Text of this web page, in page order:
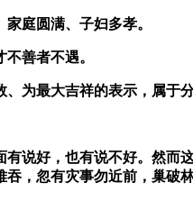
庭圆满、子妇多孝。
善者不遇。
最大吉祥的表示，属于分
有说好，也有说不好。然
，忽有灾事勿近前，巢破